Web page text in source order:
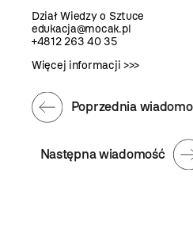
Dział Wiedzy o Sztuce
edukacja@mocak.pl
+4812 263 40 35
Więcej informacji >>>
Następna wiadomość
Poprzednia